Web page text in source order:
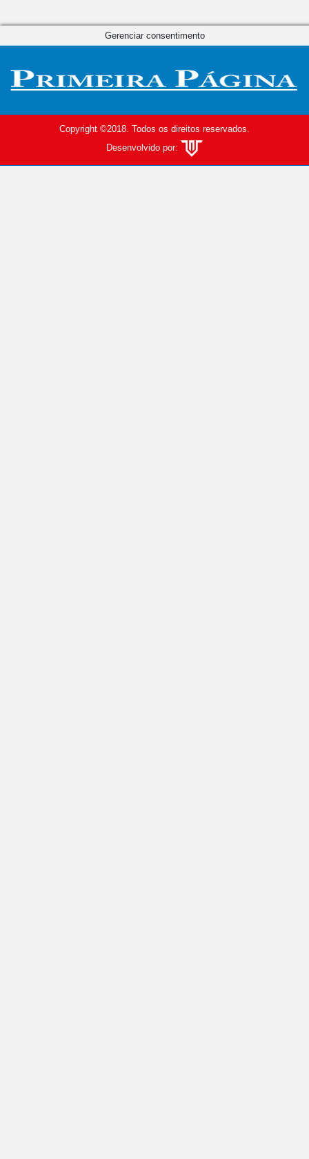
Copyright ©2018. Todos os direitos reservados.
Desenvolvido por:
Gerenciar consentimento